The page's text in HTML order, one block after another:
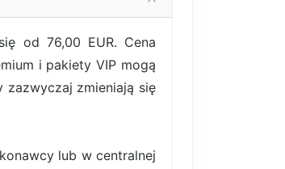
od 76,00 EUR. Cena
i pakiety VIP mogą
zazwyczaj zmieniają się
lub w centralnej